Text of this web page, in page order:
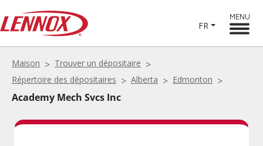
FR
MENU
Maison
Trouver un dépositaire
Répertoire des dépositaires
Alberta Edmonton
Academy Mech Svcs Inc